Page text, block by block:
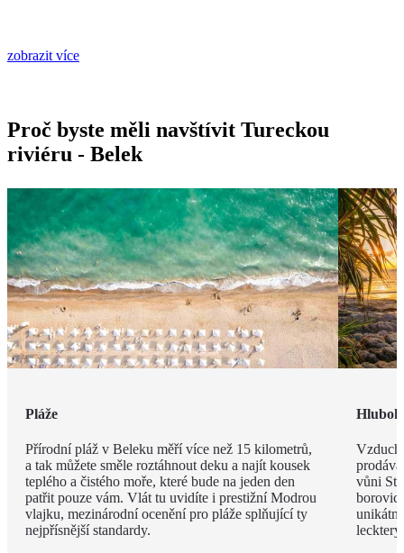
zobrazit více
Proč byste měli navštívit Tureckou
riviéru - Belek
Pláže
Přírodní pláž v Beleku měří více než 15 kilometrů,
a tak můžete směle roztáhnout deku a najít kousek
teplého a čistého moře, které bude na jeden den
patřit pouze vám. Vlát tu uvidíte i prestižní Modrou
vlajku, mezinárodní ocenění pro pláže splňující ty
nejpřísnější standardy.
Vzduch
vůni
borovic